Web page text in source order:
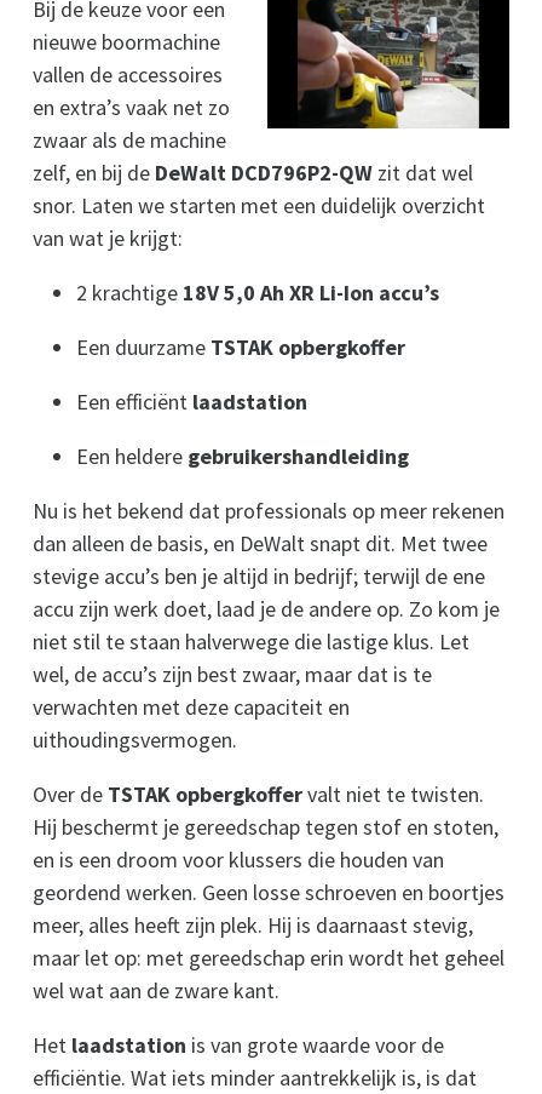
Bij de keuze voor een
nieuwe boormachine
vallen de accessoires
en extra’s vaak net zo
zwaar als de machine
zelf, en bij de DeWalt DCD796P2-QW zit dat wel
snor. Laten we starten met een duidelijk overzicht
van wat je krijgt:
2 krachtige 18V 5,0 Ah XR Li-Ion accu’s
Een duurzame TSTAK opbergkoffer
Een efficiënt laadstation
Een heldere gebruikershandleiding
Nu is het bekend dat professionals op meer rekenen
dan alleen de basis, en DeWalt snapt dit. Met twee
stevige accu’s ben je altijd in bedrijf; terwijl de ene
accu zijn werk doet, laad je de andere op. Zo kom je
niet stil te staan halverwege die lastige klus. Let
wel, de accu’s zijn best zwaar, maar dat is te
verwachten met deze capaciteit en
uithoudingsvermogen.
Over de TSTAK opbergkoffervalt niet te twisten.
Hij beschermt je gereedschap tegen stof en stoten,
en is een droom voor klussers die houden van
geordend werken. Geen losse schroeven en boortjes
meer, alles heeft zijn plek. Hij is daarnaast stevig,
maar let op: met gereedschap erin wordt het geheel
wel wat aan de zware kant.
Het laadstation is van grote waarde voor de
efficiëntie. Wat iets minder aantrekkelijk is, is dat